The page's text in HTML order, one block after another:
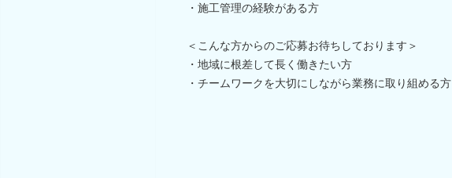
・施工管理の経験がある方
＜こんな方からのご応募お待ちしております＞
・地域に根差して長く働きたい方
・チームワークを大切にしながら業務に取り組める方